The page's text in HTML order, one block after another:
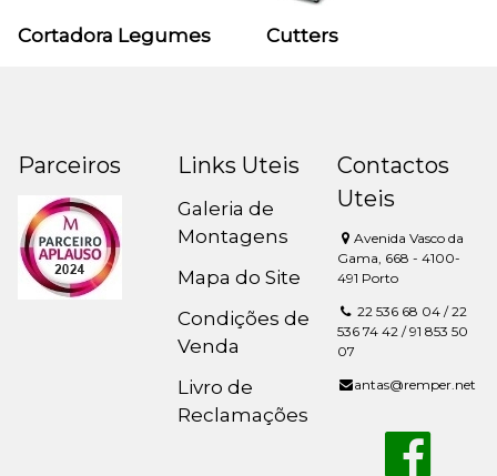
Cortadora Legumes Cutters
Parceiros Links Uteis
Galeria de
Montagens
Mapa do Site
Condições de
Venda
Livro de
Reclamações
Contactos
Uteis
Avenida Vasco da
Gama, 668 - 4100-
491 Porto
22 536 68 04 / 22
536 74 42 / 91 853 50
07
antas@remper.net